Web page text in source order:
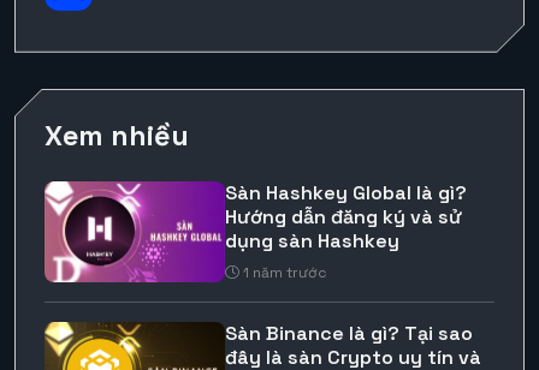
Xem nhiều
Sàn Hashkey Global là gì?
Hướng dẫn đăng ký và sử
dụng sàn Hashkey
1 năm trước
Sàn Binance là gì? Tại sao
đây là sàn Crypto uy tín và